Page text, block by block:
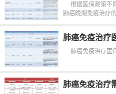
根据医保政策不
肺癌晚期免疫治疗
肺癌免疫治疗
肺癌免疫治疗医
肺癌免疫治疗